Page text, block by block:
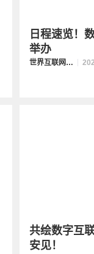
日程速览！
举办
世界互联网大会数字丝路发展论坛
共绘数字互
安见！